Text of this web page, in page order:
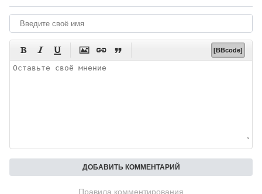
      [BBcode]
Правила комментирования